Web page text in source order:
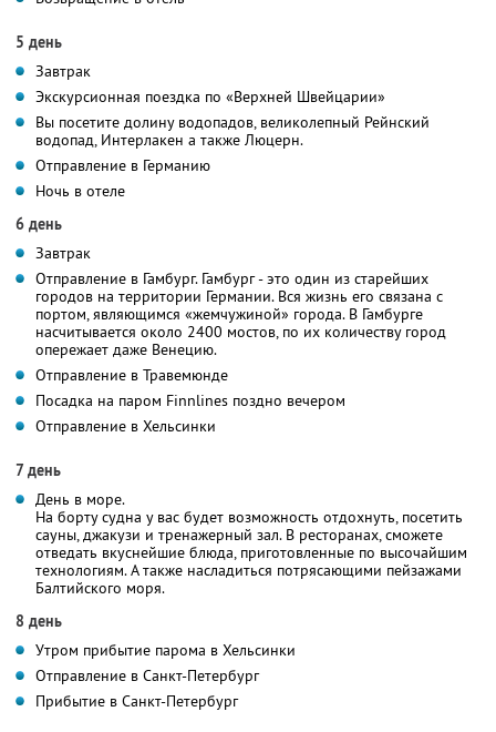
5 день
Завтрак
Экскурсионная поездка по «Верхней Швейцарии»
Вы посетите долину водопадов, великолепный Рейнский
водопад, Интерлакен а также Люцерн.
Отправление в Германию
Ночь в отеле
6 день
Завтрак
Отправление в Гамбург. Гамбург - это один из старейших
городов на территории Германии. Вся жизнь его связана с
портом, являющимся «жемчужиной» города. В Гамбурге
насчитывается около 2400 мостов, по их количеству город
опережает даже Венецию.
Отправление в Травемюнде
Посадка на паром Finnlines поздно вечером
Отправление в Хельсинки
7 день
День в море.
На борту судна у вас будет возможность отдохнуть, посетить
сауны, джакузи и тренажерный зал. В ресторанах, сможете
отведать вкуснейшие блюда, приготовленные по высочайшим
технологиям. А также насладиться потрясающими пейзажами
Балтийского моря.
8 день
Утром прибытие парома в Хельсинки
Отправление в Санкт-Петербург
Прибытие в Санкт-Петербург